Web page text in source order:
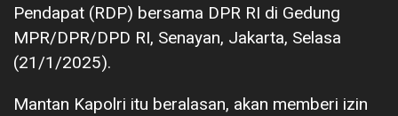
Pendapat (RDP) bersama DPR RI di Gedung
MPR/DPR/DPD RI, Senayan, Jakarta, Selasa
(21/1/2025).
Mantan Kapolri itu beralasan, akan memberi izin